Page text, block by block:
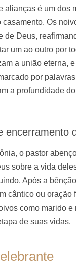
alianças é um dos
Os
de Deus,
um ao outro por
a união eterna,
por
a profundidade
encerramento
o pastor
sobre a vida
Após a
cântico ou oração
como marido e
de suas vidas.